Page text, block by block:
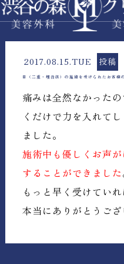
2017.08.15.TUE 投稿
目（二重・埋没法）の施術を受けられたお客様
痛みは全然なかった
くだけで力を入れて
ました。
施術中も優しくお声
することができました
もっと早く受けていれ
本当にありがとうござ